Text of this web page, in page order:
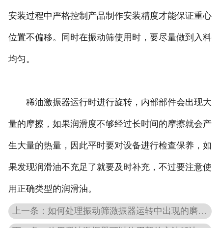
安装过程中严格控制产品制作安装精度才能保证重心
位置不偏移。同时在振动筛使用时，要尽量做到入料
均匀。
稀油激振器运行时进行旋转，内部部件会出现大
量的摩擦，如果润滑度不够经过长时间的摩擦就会产
生大量的热量，因此平时要对设备进行检查保养，如
果发现润滑油不充足了就要及时补充，不过要注意使
用正确类型的润滑油。
上一条：如何处理振动筛激振器运转中出现的磨损问题？